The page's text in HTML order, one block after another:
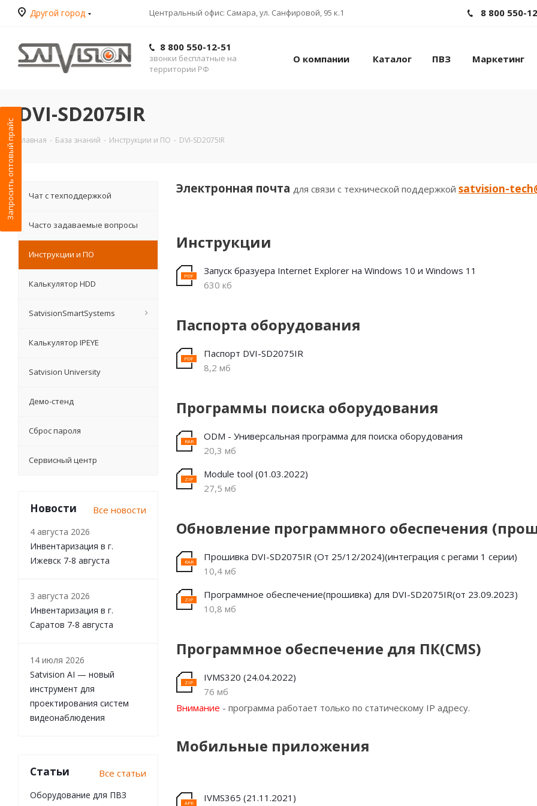
Другой город Центральный офис: Самара, ул. Санфировой, 95 к.1 8 800 550-
8 800 550-12-51
звонки бесплатные на
территории РФ
О компании Каталог ПВЗ Маркетинг
DVI-SD2075IR
Главная - База знаний - Инструкции и ПО - DVI-SD2075IR
Электронная почта для связи с технической поддержкой satvision-
Инструкции
Запуск бразуера Internet Explorer на Windows 10 и Windows 11
630 кб
Паспорта оборудования
Паспорт DVI-SD2075IR
8,2 мб
Программы поиска оборудования
ODM - Универсальная программа для поиска оборудования
20,3 мб
Module tool (01.03.2022)
27,5 мб
Обновление программного обеспечения
Прошивка DVI-SD2075IR (От 25/12/2024)(интеграция с регами 1 серии)
10,4 мб
Программное обеспечение(прошивка) для DVI-SD2075IR(от 23.09.2023)
10,8 мб
Программное обеспечение для ПК(CMS)
IVMS320 (24.04.2022)
76 мб
Внимание - программа работает только по статическому IP адресу.
Мобильные приложения
IVMS365 (21.11.2021)
Чат с техподдержкой
Часто задаваемые вопросы
Инструкции и ПО
Калькулятор HDD
SatvisionSmartSystems
Калькулятор IPEYE
Satvision University
Демо-стенд
Сброс пароля
Сервисный центр
Новости Все новости
4 августа 2026
Инвентаризация в г.
Ижевск 7-8 августа
3 августа 2026
Инвентаризация в г.
Саратов 7-8 августа
14 июля 2026
Satvision AI — новый
инструмент для
проектирования систем
видеонаблюдения
Статьи Все статьи
Оборудование для ПВЗ
Запросить оптовый прайс